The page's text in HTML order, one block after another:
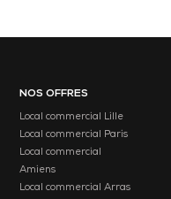
NOS OFFRES
Local commercial Lille
Local commercial Paris
Local commercial
Amiens
Local commercial Arras